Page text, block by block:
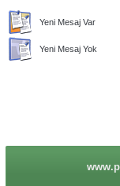
Yeni Mesaj Var
Yeni Mesaj Yok